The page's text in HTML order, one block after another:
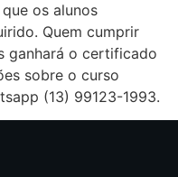
os alunos
Quem cumprir
ganhará o certificado
sobre o curso
(13) 99123-1993.